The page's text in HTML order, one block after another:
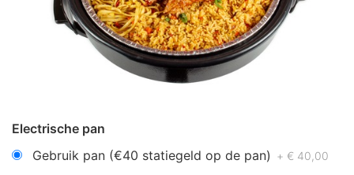
Electrische pan
Gebruik pan (€40 statiegeld op de pan) + € 40,00